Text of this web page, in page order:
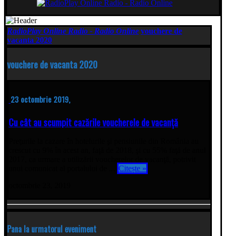
RadioPlay Online Radio - Radio Online vouchere de
vacanta 2020
vouchere de vacanta 2020
23 octombrie 2019,
Cu cât au scumpit cazările voucherele de vacanță
Citește »
Pana la urmatorul eveniment